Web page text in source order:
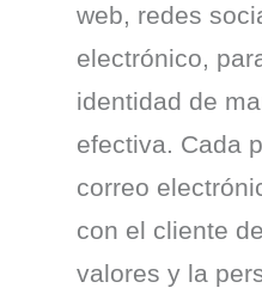
web, redes
electrónico,
identidad de
efectiva. Cada
correo
con el cliente
valores y la